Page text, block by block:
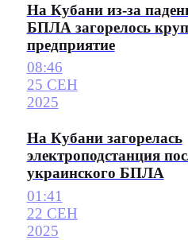
На Кубани из-за
БПЛА загорелось
предприятие
08:46
25 СЕН
2025
На Кубани загорелась
электроподстанция
украинского БПЛА
01:41
22 СЕН
2025